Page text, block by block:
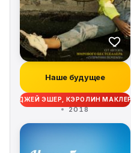
Наше будущее
ДЖЕЙ ЭШЕР, КЭРОЛИН МАКЛЕР
2018